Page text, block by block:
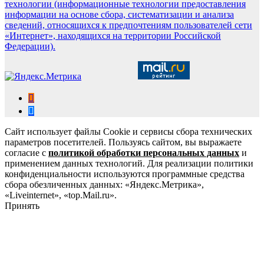
технологии (информационные технологии предоставления
информации на основе сбора, систематизации и анализа
сведений, относящихся к предпочтениям пользователей сети
«Интернет», находящихся на территории Российской
Федерации).
Сайт использует файлы Cookie и сервисы сбора технических
параметров посетителей. Пользуясь сайтом, вы выражаете
согласие с политикой обработки персональных данных и
применением данных технологий. Для реализации политики
конфиденциальности используются программные средства
сбора обезличенных данных: «Яндекс.Метрика»,
«Liveinternet», «top.Mail.ru».
Принять